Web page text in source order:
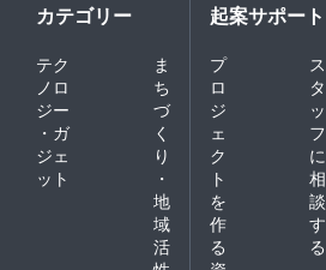
カテゴリー
テク
ノロ
ジー
・ガ
ジェ
ット
ま
ち
づ
く
り
・
地
域
活
起案サポート
プ
ロ
ジ
ェ
ク
ト
を
作
る
ス
タ
ッ
フ
に
相
談
す
る